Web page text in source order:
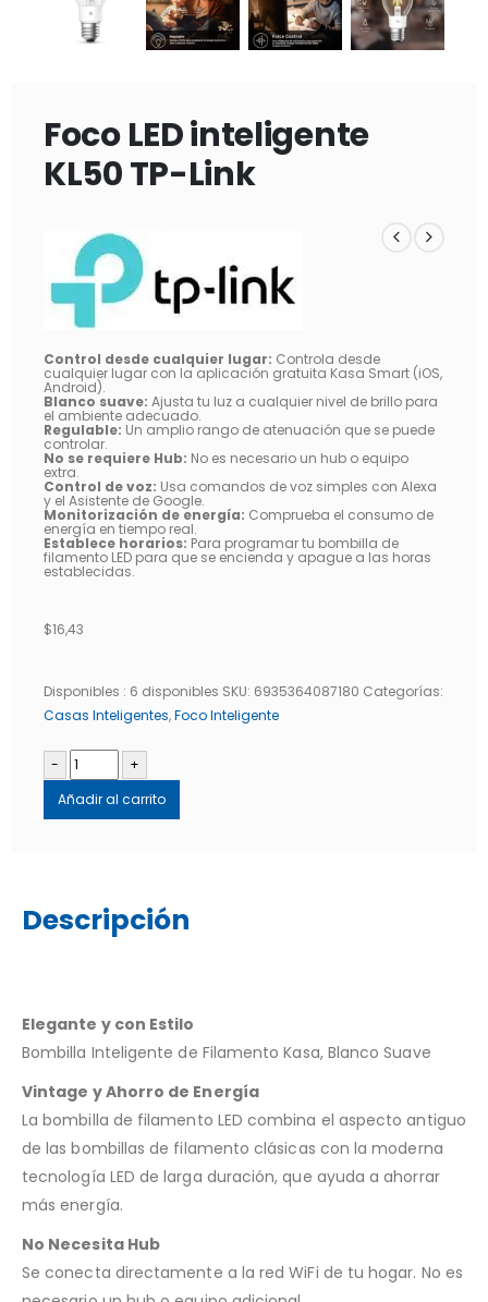
Foco LED inteligente
KL50 TP-Link
Control desde cualquier lugar: Controla desde
cualquier lugar con la aplicación gratuita Kasa Smart (iOS,
Android).
Blanco suave: Ajusta tu luz a cualquier nivel de brillo para
el ambiente adecuado.
Regulable: Un amplio rango de atenuación que se puede
controlar.
No se requiere Hub: No es necesario un hub o equipo
extra.
Control de voz: Usa comandos de voz simples con Alexa
y el Asistente de Google.
Monitorización de energía: Comprueba el consumo de
energía en tiempo real.
Establece horarios: Para programar tu bombilla de
filamento LED para que se encienda y apague a las horas
establecidas.
$16,43
Disponibles : 6 disponibles SKU: 6935364087180 Categorías:
Casas Inteligentes,Foco Inteligente
-
+
Añadir al carrito
Descripción
Elegante y con Estilo
Bombilla Inteligente de Filamento Kasa, Blanco Suave
Vintage y Ahorro de Energía
La bombilla de filamento LED combina el aspecto antiguo
de las bombillas de filamento clásicas con la moderna
tecnología LED de larga duración, que ayuda a ahorrar
más energía.
No Necesita Hub
Se conecta directamente a la red WiFi de tu hogar. No es